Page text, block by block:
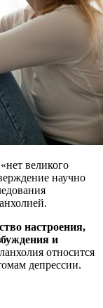
великого
научно
настроения,
и
относится
депрессии.